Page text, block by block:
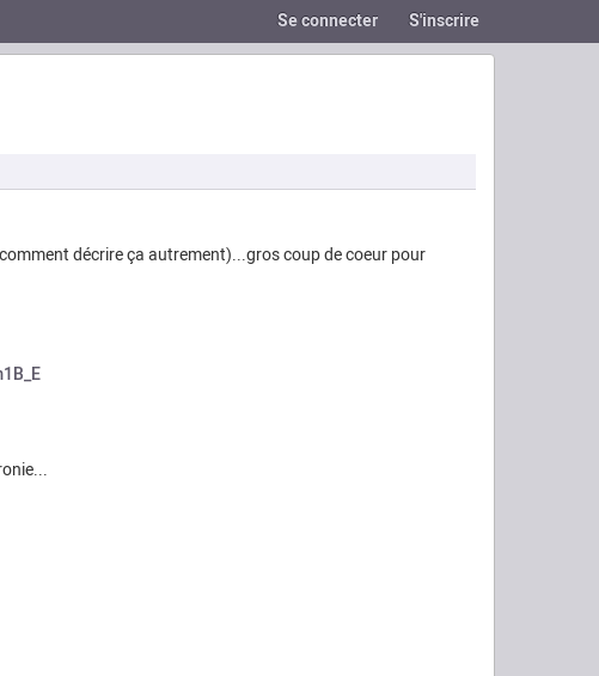
Se connecter S'inscrire
décrire ça autrement)...gros coup de coeur pour